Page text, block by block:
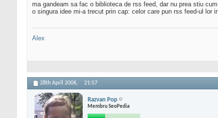
ma gandeam sa fac o biblioteca de rss feed, dar nu prea stiu
o singura idee mi-a trecut prin cap: celor care pun rss feed-ul lor
Alex
28th April 2006, 21:57
Razvan Pop
Membru SeoPedia